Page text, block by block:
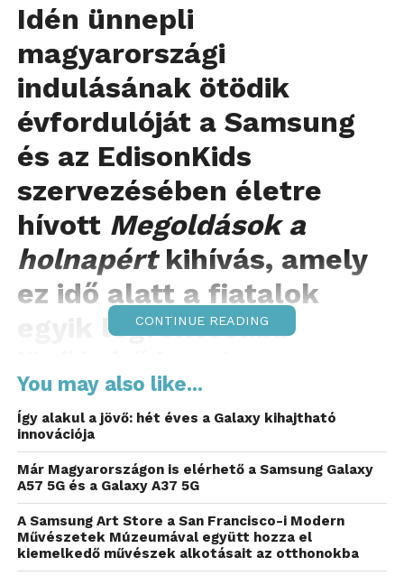
Idén ünnepli
magyarországi
indulásának ötödik
évfordulóját a Samsung
és az EdisonKids
szervezésében életre
hívott Megoldások a
holnapértkihívás, amely
ez idő alatt a fiatalok
egyik legfontosabb
kezdeményezésévé vált.
A jubileum alkalmából öt kiemelt szereplő,
mentorok, tanárok és szakértők osztják meg,
mit jelent számukra ez az egyedülálló
kezdeményezés.
AMegoldások a holnapértkihívás az elmúlt öt év
során fiatalok százainak nyújtott lehetőséget arra,
CONTINUE READING
You may also like...
Így alakul a jövő: hét éves a Galaxy kihajtható
innovációja
Már Magyarországon is elérhető a Samsung Galaxy
A57 5G és a Galaxy A37 5G
A Samsung Art Store a San Francisco-i Modern
Művészetek Múzeumával együtt hozza el
kiemelkedő művészek alkotásait az otthonokba